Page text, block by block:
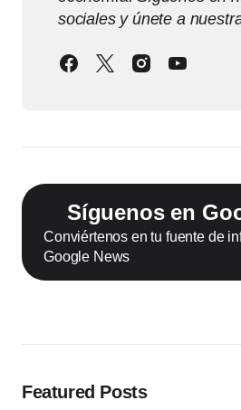
sociales y únete a
Síguenos en
Conviértenos en tu fuente de
Google News
Featured Posts